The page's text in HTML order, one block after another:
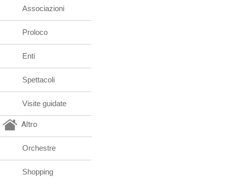
Associazioni
Proloco
Enti
Spettacoli
Visite guidate
Altro
Orchestre
Shopping